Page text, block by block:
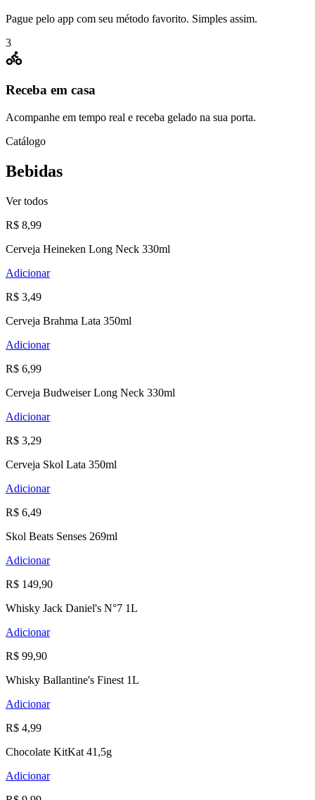
Pague pelo app com seu método favorito. Simples assim.
3
Receba em casa
Acompanhe em tempo real e receba gelado na sua porta.
Catálogo
Bebidas
Ver todos
R$ 8,99
Cerveja Heineken Long Neck 330ml
Adicionar
R$ 3,49
Cerveja Brahma Lata 350ml
Adicionar
R$ 6,99
Cerveja Budweiser Long Neck 330ml
Adicionar
R$ 3,29
Cerveja Skol Lata 350ml
Adicionar
R$ 6,49
Skol Beats Senses 269ml
Adicionar
R$ 149,90
Whisky Jack Daniel's N°7 1L
Adicionar
R$ 99,90
Whisky Ballantine's Finest 1L
Adicionar
R$ 4,99
Chocolate KitKat 41,5g
Adicionar